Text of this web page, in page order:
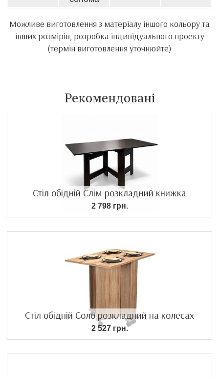
Можливе виготовлення з матеріалу іншого кольору та
інших розмірів, розробка індивідуального проекту
(термін виготовлення уточнюйте)
Рекомендовані
Стіл обідній Слім розкладний книжка
2 798 грн.
Стіл обідній Соло розкладний на колесах
2 527 грн.